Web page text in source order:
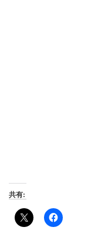
共有: